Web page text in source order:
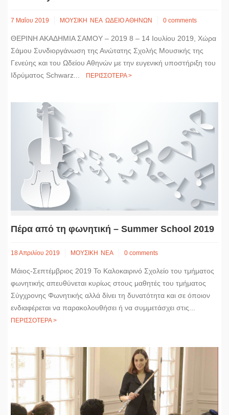
7 Μαΐου 2019 ΜΟΥΣΙΚΗ ΝΕΑ ΩΔΕΙΟ ΑΘΗΝΩΝ 0 comments
ΘΕΡΙΝΗ ΑΚΑΔΗΜΙΑ ΣΑΜΟΥ – 2019 8 – 14 Ιουλίου 2019, Χώρα
Σάμου Συνδιοργάνωση της Ανώτατης Σχολής Μουσικής της
Γενεύης και του Ωδείου Αθηνών με την ευγενική υποστήριξη του
Ιδρύματος Schwarz...
ΠΕΡΙΣΣΟΤΕΡΑ >
Πέρα από τη φωνητική – Summer School 2019
18 Απριλίου 2019 ΜΟΥΣΙΚΗ ΝΕΑ 0 comments
Μάιος-Σεπτέμβριος 2019 Το Καλοκαιρινό Σχολείο του τμήματος
φωνητικής απευθύνεται κυρίως στους μαθητές του τμήματος
Σύγχρονης Φωνητικής αλλά δίνει τη δυνατότητα και σε όποιον
ενδιαφέρεται να παρακολουθήσει ή να συμμετάσχει στις...
ΠΕΡΙΣΣΟΤΕΡΑ >